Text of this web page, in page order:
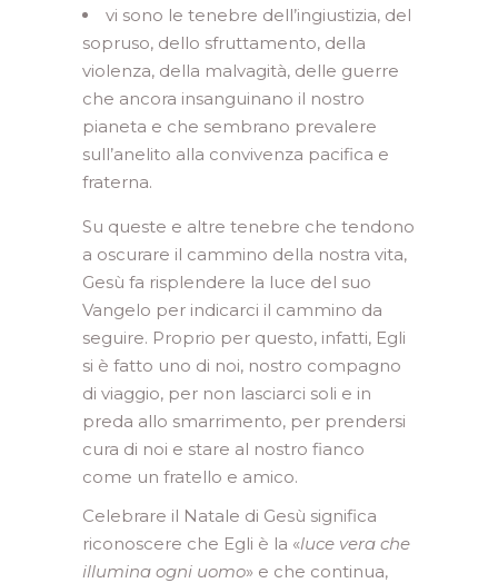
vi sono le tenebre dell’ingiustizia, del
sopruso, dello sfruttamento, della
violenza, della malvagità, delle guerre
che ancora insanguinano il nostro
pianeta e che sembrano prevalere
sull’anelito alla convivenza pacifica e
fraterna.
Su queste e altre tenebre che tendono
a oscurare il cammino della nostra vita,
Gesù fa risplendere la luce del suo
Vangelo per indicarci il cammino da
seguire. Proprio per questo, infatti, Egli
si è fatto uno di noi, nostro compagno
di viaggio, per non lasciarci soli e in
preda allo smarrimento, per prendersi
cura di noi e stare al nostro fianco
come un fratello e amico.
Celebrare il Natale di Gesù significa
riconoscere che Egli è la «luce vera che
illumina ogni uomo» e che continua,